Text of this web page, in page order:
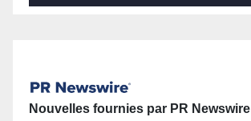
Nouvelles fournies par PR Newswire